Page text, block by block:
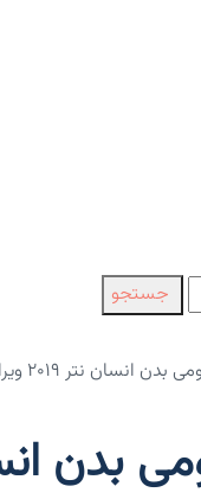
جستجو
نتر ۲۰۱۹ ویرایش ۷
نتر